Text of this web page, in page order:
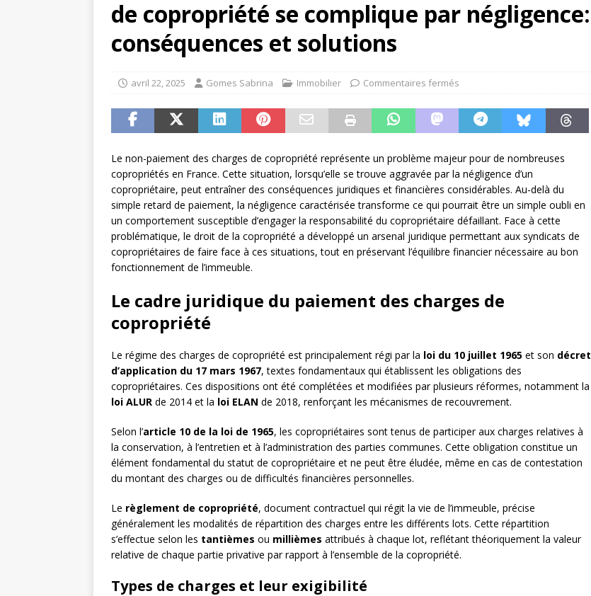
de copropriété se complique par négligence:
conséquences et solutions
avril 22, 2025 Gomes Sabrina Immobilier Commentaires fermés
Le non-paiement des charges de copropriété représente un problème majeur pour de nombreuses
copropriétés en France. Cette situation, lorsqu’elle se trouve aggravée par la négligence d’un
copropriétaire, peut entraîner des conséquences juridiques et financières considérables. Au-delà du
simple retard de paiement, la négligence caractérisée transforme ce qui pourrait être un simple oubli en
un comportement susceptible d’engager la responsabilité du copropriétaire défaillant. Face à cette
problématique, le droit de la copropriété a développé un arsenal juridique permettant aux syndicats de
copropriétaires de faire face à ces situations, tout en préservant l’équilibre financier nécessaire au bon
fonctionnement de l’immeuble.
Le cadre juridique du paiement des charges de
copropriété
Le régime des charges de copropriété est principalement régi par la loi du 10 juillet 1965 et son décret
d’application du 17 mars 1967, textes fondamentaux qui établissent les obligations des
copropriétaires. Ces dispositions ont été complétées et modifiées par plusieurs réformes, notamment la
loi ALUR de 2014 et la loi ELAN de 2018, renforçant les mécanismes de recouvrement.
Selon l’article 10 de la loi de 1965, les copropriétaires sont tenus de participer aux charges relatives à
la conservation, à l’entretien et à l’administration des parties communes. Cette obligation constitue un
élément fondamental du statut de copropriétaire et ne peut être éludée, même en cas de contestation
du montant des charges ou de difficultés financières personnelles.
Le règlement de copropriété, document contractuel qui régit la vie de l’immeuble, précise
généralement les modalités de répartition des charges entre les différents lots. Cette répartition
s’effectue selon les tantièmes ou millièmes attribués à chaque lot, reflétant théoriquement la valeur
relative de chaque partie privative par rapport à l’ensemble de la copropriété.
Types de charges et leur exigibilité